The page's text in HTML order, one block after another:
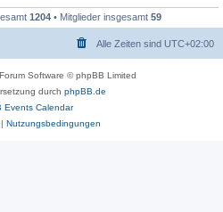
1204 • Mitglieder insgesamt 59
Alle Zeiten sind UTC+02:00
Software © phpBB Limited
durch phpBB.de
Events Calendar
Nutzungsbedingungen